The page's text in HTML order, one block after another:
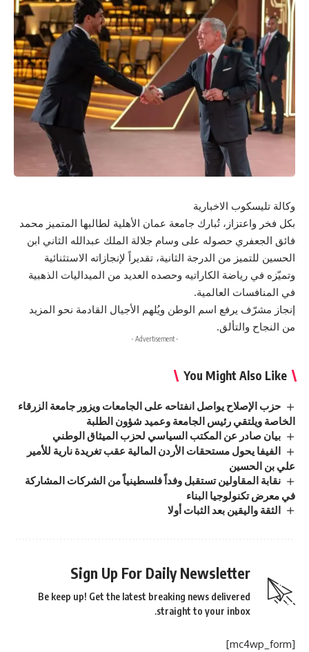
وكالة تليسكوب الاخبارية
بكل فخر واعتزاز، تُبارك جامعة عمان الأهلية لطالبها المتميز محمد
فائق الجعفري حصوله على وسام جلالة الملك عبدالله الثاني ابن
الحسين للتميز من الدرجة الثانية، تقديراً لإنجازاته الاستثنائية
وتميّزه في رياضة الكاراتيه وحصده العديد من الميداليات الذهبية
في المنافسات العالمية.
إنجاز مشرّف يرفع اسم الوطن ويُلهم الأجيال القادمة نحو المزيد
من النجاح والتألق.
- Advertisement -
You Might Also Like
حزب الإصلاح يواصل انفتاحه على الجامعات ويزور جامعة الزرقاء
الخاصة ويلتقي رئيس الجامعة وعميد شؤون الطلبة
بيان صادر عن المكتب السياسي لحزب الميثاق الوطني
الفيفا يحول مستحقات الأردن المالية عقب تغريدة نارية للأمير
علي بن الحسين
نقابة المقاولين تستقبل وفداً فلسطينياً من الشركات المشاركة
في معرض تكنولوجيا البناء
الثقة واليقين بعد الثبات أولا
Sign Up For Daily Newsletter
Be keep up! Get the latest breaking news delivered
straight to your inbox.
[mc4wp_form]